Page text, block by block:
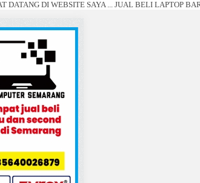
DI WEBSITE SAYA ... JUAL BELI LAPTOP BARU DAN